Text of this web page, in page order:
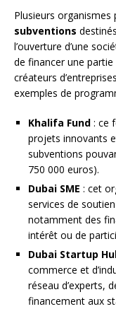
Plusieurs organismes
subventions
l’ouverture d’une
de financer une
créateurs
exemples de
Khalifa Fund : ce
projets innovants
subventions
750 000 euros).
Dubai SME : cet
services de
notamment des
intérêt ou de
Dubai Startup
commerce et
réseau d’experts,
financement aux